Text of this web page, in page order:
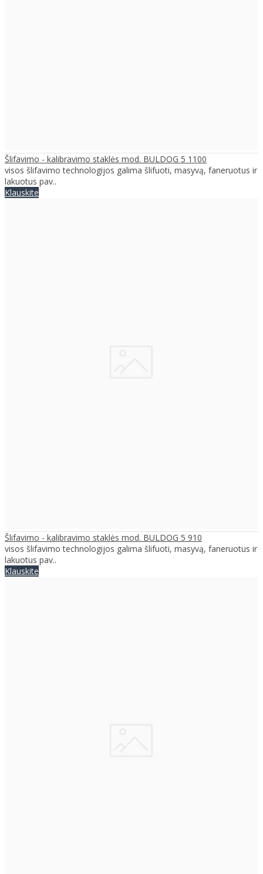
Šlifavimo - kalibravimo staklės mod. BULDOG 5 1100
visos šlifavimo technologijos galima šlifuoti, masyvą, faneruotus ir
lakuotus pav..
Klauskite
Šlifavimo - kalibravimo staklės mod. BULDOG 5 910
visos šlifavimo technologijos galima šlifuoti, masyvą, faneruotus ir
lakuotus pav..
Klauskite